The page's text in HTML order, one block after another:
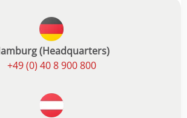
(Headquarters)
+49 (0) 40 8 900 800